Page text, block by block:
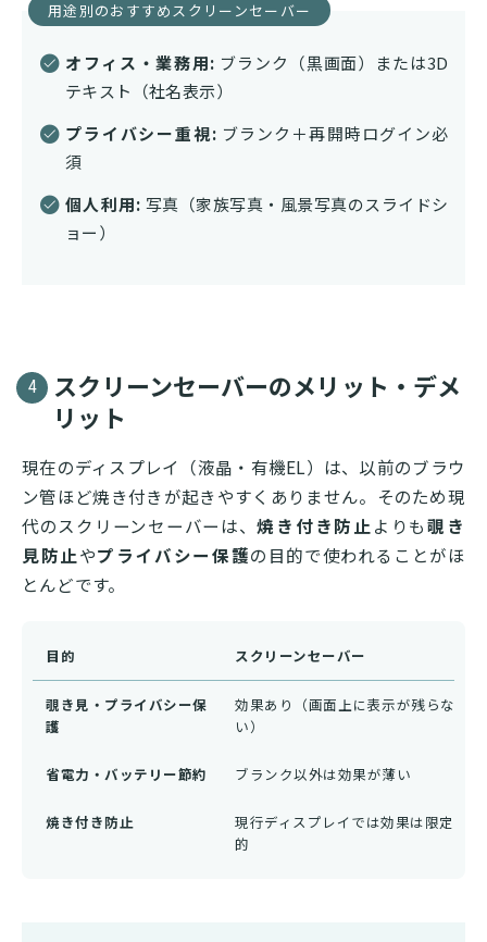
用途別のおすすめスクリーンセーバー
オフィス・業務用: ブランク（黒画面）または3D
テキスト（社名表示）
プライバシー重視: ブランク＋再開時ログイン必
須
個人利用: 写真（家族写真・風景写真のスライドシ
ョー）
4
スクリーンセーバーのメリット・デメ
リット
現在のディスプレイ（液晶・有機EL）は、以前のブラウ
ン管ほど焼き付きが起きやすくありません。そのため現
代のスクリーンセーバーは、焼き付き防止 よりも覗き
見防止やプライバシー保護の目的で使われることがほ
とんどです。
目的 スクリーンセーバー
覗き見・プライバシー保
護
効果あり（画面上に表示が残らな
い）
省電力・バッテリー節約 ブランク以外は効果が薄い
焼き付き防止
現行ディスプレイでは効果は限定
的